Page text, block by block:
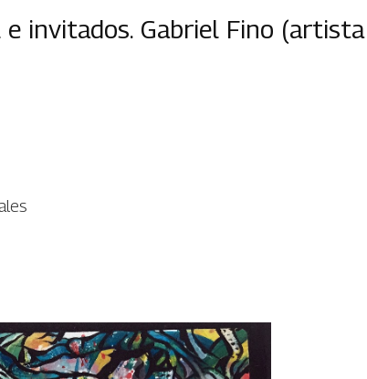
e invitados. Gabriel Fino (artista